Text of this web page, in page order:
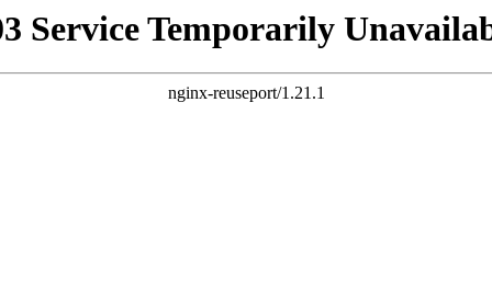
Service Temporarily
nginx-reuseport/1.21.1